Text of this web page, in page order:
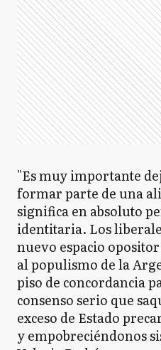
"Es muy importante
formar parte de una
significa en absoluto
identitaria. Los
nuevo espacio
al populismo de la
piso de concordancia
consenso serio que
exceso de Estado
y empobreciéndonos